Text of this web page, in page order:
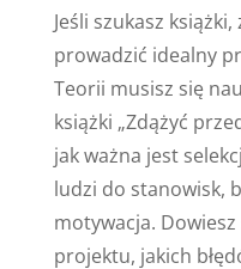
Jeśli szukasz
prowadzić idealny
Teorii musisz się
książki „Zdążyć
jak ważna jest
ludzi do stanowisk,
motywacja.
projektu, jakich